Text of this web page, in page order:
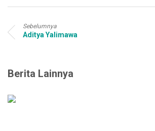
Sebelumnya
Aditya Yalimawa
Berita Lainnya